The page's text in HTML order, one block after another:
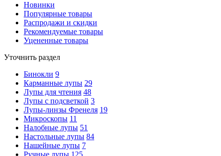
Новинки
Популярные товары
Распродажи и скидки
Рекомендуемые товары
Уцененные товары
Уточнить раздел
Бинокли 9
Карманные лупы 29
Лупы для чтения 48
Лупы с подсветкой 3
Лупы-линзы Френеля 19
Микроскопы 11
Налобные лупы 51
Настольные лупы 84
Нашейные лупы 7
Ручные лупы 125